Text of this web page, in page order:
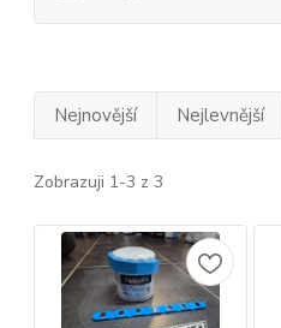
Nejnovější Nejlevnější
Zobrazuji 1-3 z 3